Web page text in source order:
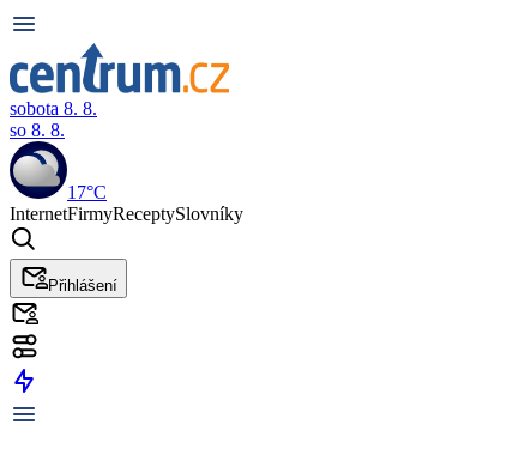
sobota 8. 8.
so 8. 8.
17°C
InternetFirmyReceptySlovníky
Přihlášení